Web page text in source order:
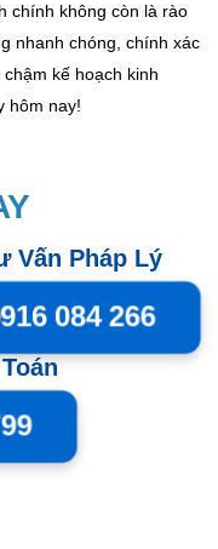
chính không còn là rào
nhanh chóng, chính xác
kế hoạch kinh
hôm nay!
Vấn Pháp Lý
084 266